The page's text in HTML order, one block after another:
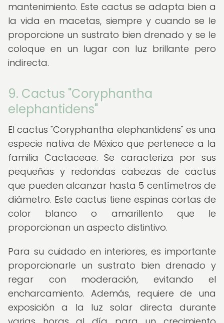
mantenimiento. Este cactus se adapta bien a
la vida en macetas, siempre y cuando se le
proporcione un sustrato bien drenado y se le
coloque en un lugar con luz brillante pero
indirecta.
9. Cactus "Coryphantha
elephantidens"
El cactus "Coryphantha elephantidens" es una
especie nativa de México que pertenece a la
familia Cactaceae. Se caracteriza por sus
pequeñas y redondas cabezas de cactus
que pueden alcanzar hasta 5 centímetros de
diámetro. Este cactus tiene espinas cortas de
color blanco o amarillento que le
proporcionan un aspecto distintivo.
Para su cuidado en interiores, es importante
proporcionarle un sustrato bien drenado y
regar con moderación, evitando el
encharcamiento. Además, requiere de una
exposición a la luz solar directa durante